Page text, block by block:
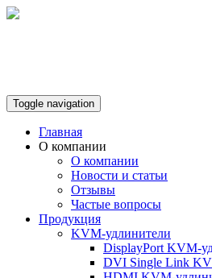
Toggle navigation
Главная
О компании
О компании
Новости и статьи
Отзывы
Частые вопросы
Продукция
KVM-удлинители
DisplayPort KVM-
DVI Single Link